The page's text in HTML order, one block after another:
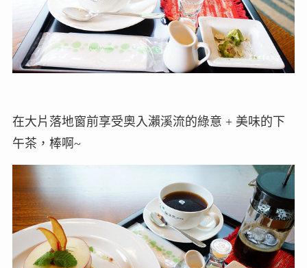
在大片落地窗前享受奧入瀨溪流的綠意 + 美味的下
午茶，棒啊~